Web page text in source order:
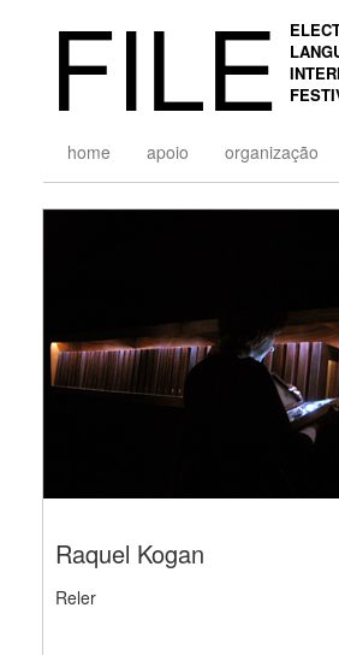
FILE
home apoio organização
Raquel Kogan
Reler